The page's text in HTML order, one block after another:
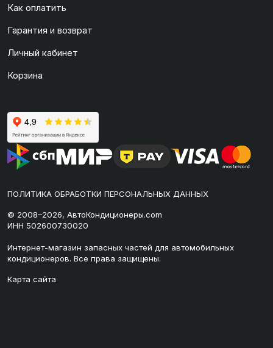
Как оплатить
Гарантия и возврат
Личный кабинет
Корзина
ПОЛИТИКА ОБРАБОТКИ ПЕРСОНАЛЬНЫХ ДАННЫХ
© 2008–2026, АвтоКондиционеры.com
ИНН 502600730020
Интернет-магазин запасных частей для автомобильных
кондиционеров. Все права защищены.
Карта сайта